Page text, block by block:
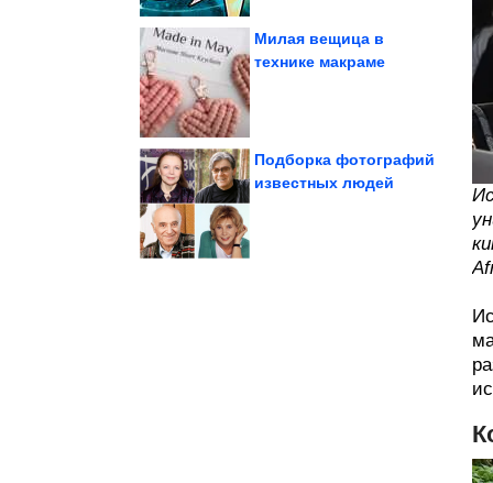
Милая вещица в
технике макраме
Подборка фотографий
известных людей